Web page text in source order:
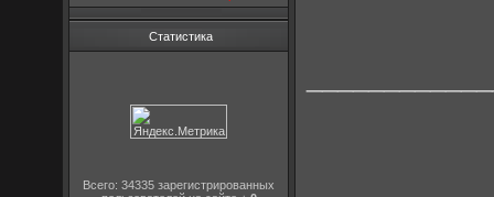
Статистика
Всего: 34335 зарегистрированных